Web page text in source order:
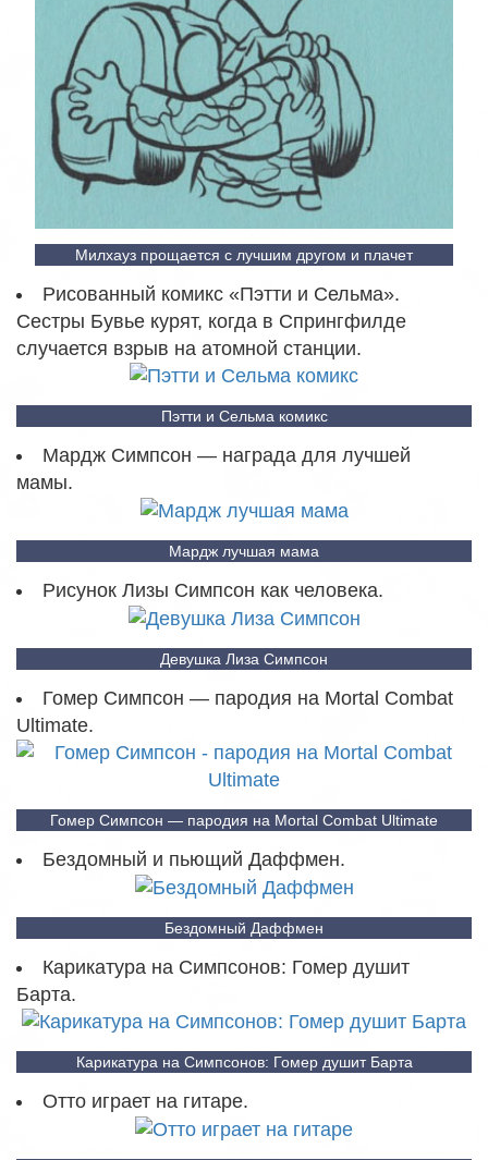
Милхауз прощается с лучшим другом и плачет
Рисованный комикс «Пэтти и Сельма».
Сестры Бувье курят, когда в Спрингфилде
случается взрыв на атомной станции.
Пэтти и Сельма комикс
Мардж Симпсон — награда для лучшей
мамы.
Мардж лучшая мама
Рисунок Лизы Симпсон как человека.
Девушка Лиза Симпсон
Гомер Симпсон — пародия на Mortal Combat
Ultimate.
Гомер Симпсон — пародия на Mortal Combat Ultimate
Бездомный и пьющий Даффмен.
Бездомный Даффмен
Карикатура на Симпсонов: Гомер душит
Барта.
Карикатура на Симпсонов: Гомер душит Барта
Отто играет на гитаре.